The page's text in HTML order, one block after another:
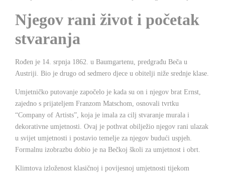
Njegov rani život i početak
stvaranja
Rođen je 14. srpnja 1862. u Baumgartenu, predgrađu Beča u
Austriji. Bio je drugo od sedmero djece u obitelji niže srednje klase.
Umjetničko putovanje započelo je kada su on i njegov brat Ernst,
zajedno s prijateljem Franzom Matschom, osnovali tvrtku
“Company of Artists”, koja je imala za cilj stvaranje murala i
dekorativne umjetnosti. Ovaj je pothvat obilježio njegov rani ulazak
u svijet umjetnosti i postavio temelje za njegov budući uspjeh.
Formalnu izobrazbu dobio je na Bečkoj školi za umjetnost i obrt.
Klimtova izloženost klasičnoj i povijesnoj umjetnosti tijekom